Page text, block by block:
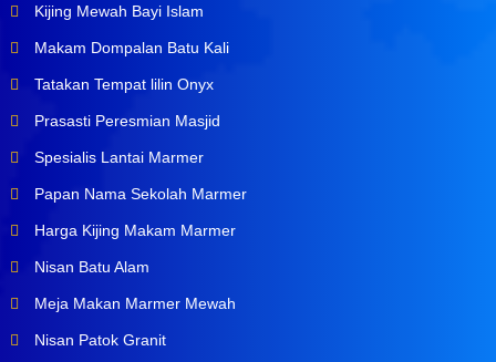
Kijing Mewah Bayi Islam
Makam Dompalan Batu Kali
Tatakan Tempat lilin Onyx
Prasasti Peresmian Masjid
Spesialis Lantai Marmer
Papan Nama Sekolah Marmer
Harga Kijing Makam Marmer
Nisan Batu Alam
Meja Makan Marmer Mewah
Nisan Patok Granit